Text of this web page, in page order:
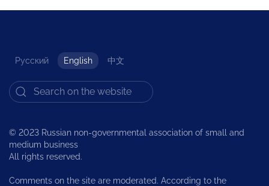
Русский English 中文
© 2023 Russian non-governmental association of small and
medium business
All rights reserved.
Comments on the site are moderated. According to the